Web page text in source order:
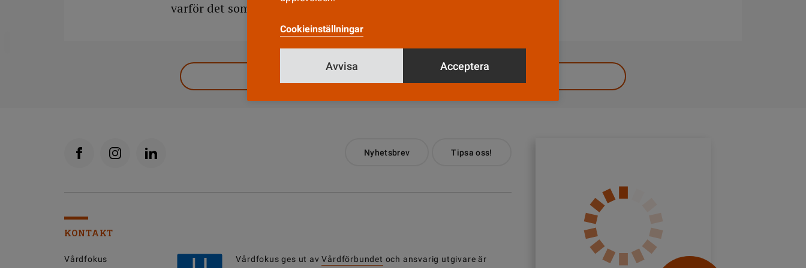
varför det som låter så enkelt kan vara så svårt. AJ
Nyhetsbrev Tipsa oss!
KONTAKT
Vårdfokus
Vårdfokus ges ut avVårdförbundet och ansvarig utgivare är
Cookieinställningar
Avvisa Acceptera